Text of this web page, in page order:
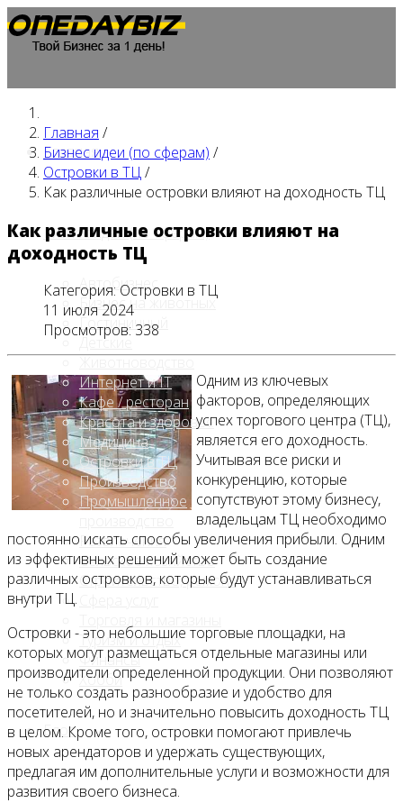
Главная
Бизнес идеи (по сферам)
Автобизнес
Бизнес на животных
Гостиничный
Детские
Интернет и IT
Кафе / ресторан
Красота и здоровье
Медицина
Островки в ТЦ
Производство
Промышленное
Развлечения
Сельское хозяйство
Строительство, ремонт
Туризм и отдых
Финансы
Хобби
Блог
Главная /
Бизнес идеи (по сферам) /
Островки в ТЦ/
Как различные островки влияют на доходность ТЦ
Как различные островки влияют на
доходность ТЦ
Категория: Островки в ТЦ
11 июля 2024
Просмотров: 338
Одним из ключевых
факторов, определяющих
успех торгового центра (ТЦ),
является его доходность.
Учитывая все риски и
конкуренцию, которые
сопутствуют этому бизнесу,
владельцам ТЦ необходимо
постоянно искать способы увеличения прибыли. Одним
из эффективных решений может быть создание
различных островков, которые будут устанавливаться
внутри ТЦ.
Островки - это небольшие торговые площадки, на
которых могут размещаться отдельные магазины или
производители определенной продукции. Они позволяют
не только создать разнообразие и удобство для
посетителей, но и значительно повысить доходность ТЦ
в целом. Кроме того, островки помогают привлечь
новых арендаторов и удержать существующих,
предлагая им дополнительные услуги и возможности для
развития своего бизнеса.